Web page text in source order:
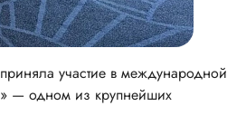
приняла участие в международной
— одном из крупнейших